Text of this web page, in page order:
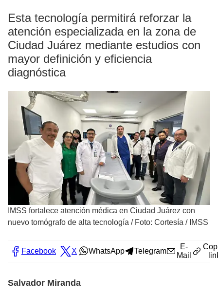
Esta tecnología permitirá reforzar la
atención especializada en la zona de
Ciudad Juárez mediante estudios con
mayor definición y eficiencia
diagnóstica
IMSS fortalece atención médica en Ciudad Juárez con
nuevo tomógrafo de alta tecnología / Foto: Cortesía / IMSS
Facebook X WhatsApp Telegram
E-
Mail
Salvador Miranda